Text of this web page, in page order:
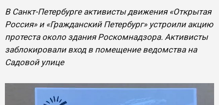
В Санкт-Петербурге активисты движения «Открытая
Россия» и «Гражданский Петербург» устроили акцию
протеста около здания Роскомнадзора. Активисты
заблокировали вход в помещение ведомства на
Садовой улице